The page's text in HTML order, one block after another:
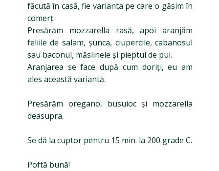
făcută în casă, fie varianta pe care o găsim în
comerț.
Presărăm mozzarella rasă, apoi aranjăm
feliile de salam, șunca, ciupercile, cabanosul
sau baconul, măslinele și pieptul de pui.
Aranjarea se face după cum doriți, eu am
ales această variantă.
Presărăm oregano, busuioc și mozzarella
deasupra.
Se dă la cuptor pentru 15 min. la 200 grade C.
Poftă bună!